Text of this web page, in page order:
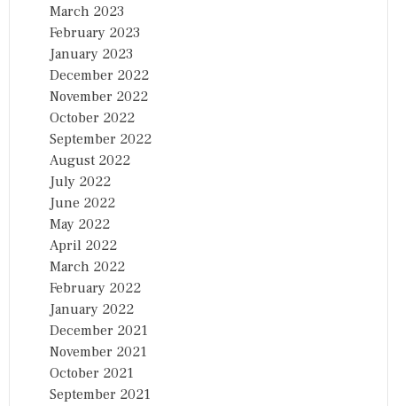
March 2023
February 2023
January 2023
December 2022
November 2022
October 2022
September 2022
August 2022
July 2022
June 2022
May 2022
April 2022
March 2022
February 2022
January 2022
December 2021
November 2021
October 2021
September 2021